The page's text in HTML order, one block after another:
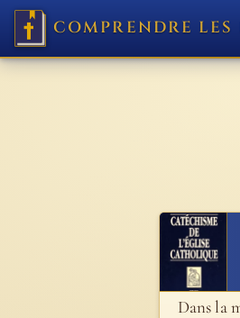
COMPRENDRE LES
Dans la